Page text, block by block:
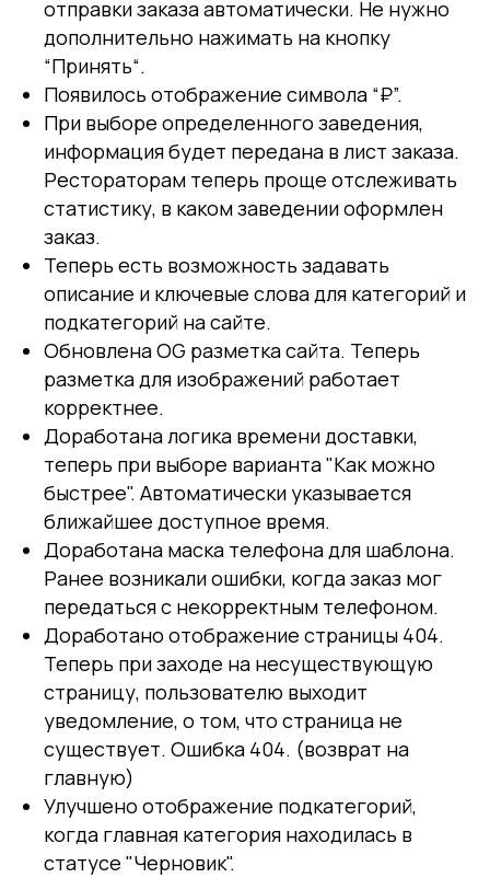
отправки заказа автоматически. Не нужно
дополнительно нажимать на кнопку
“Принять“.
Появилось отображение символа “₽”.
При выборе определенного заведения,
информация будет передана в лист заказа.
Рестораторам теперь проще отслеживать
статистику, в каком заведении оформлен
заказ.
Теперь есть возможность задавать
описание и ключевые слова для категорий и
подкатегорий на сайте.
Обновлена OG разметка сайта. Теперь
разметка для изображений работает
корректнее.
Доработана логика времени доставки,
теперь при выборе варианта "Как можно
быстрее". Автоматически указывается
ближайшее доступное время.
Доработана маска телефона для шаблона.
Ранее возникали ошибки, когда заказ мог
передаться с некорректным телефоном.
Доработано отображение страницы 404.
Теперь при заходе на несуществующую
страницу, пользователю выходит
уведомление, о том, что страница не
существует. Ошибка 404. (возврат на
главную)
Улучшено отображение подкатегорий,
когда главная категория находилась в
статусе "Черновик".